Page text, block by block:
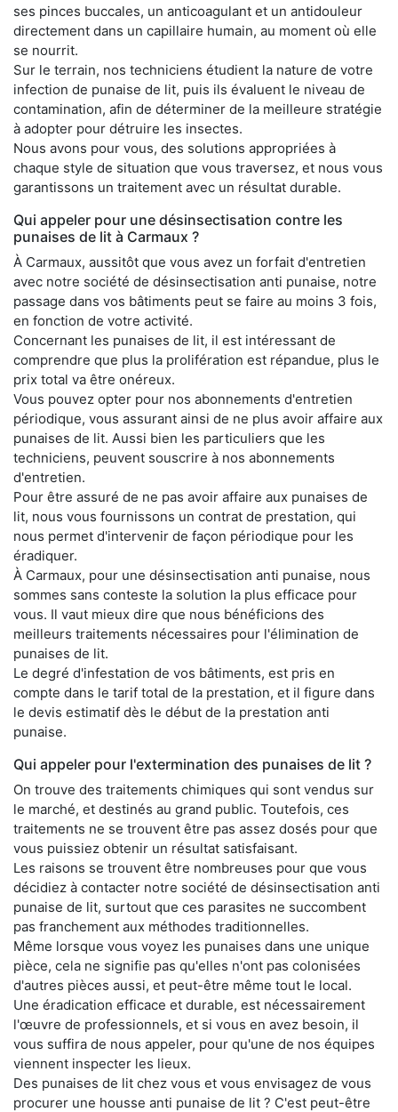
ses pinces buccales, un anticoagulant et un antidouleur
directement dans un capillaire humain, au moment où elle
se nourrit.
Sur le terrain, nos techniciens étudient la nature de votre
infection de punaise de lit, puis ils évaluent le niveau de
contamination, afin de déterminer de la meilleure stratégie
à adopter pour détruire les insectes.
Nous avons pour vous, des solutions appropriées à
chaque style de situation que vous traversez, et nous vous
garantissons un traitement avec un résultat durable.
Qui appeler pour une désinsectisation contre les
punaises de lit à Carmaux ?
À Carmaux, aussitôt que vous avez un forfait d'entretien
avec notre société de désinsectisation anti punaise, notre
passage dans vos bâtiments peut se faire au moins 3 fois,
en fonction de votre activité.
Concernant les punaises de lit, il est intéressant de
comprendre que plus la prolifération est répandue, plus le
prix total va être onéreux.
Vous pouvez opter pour nos abonnements d'entretien
périodique, vous assurant ainsi de ne plus avoir affaire aux
punaises de lit. Aussi bien les particuliers que les
techniciens, peuvent souscrire à nos abonnements
d'entretien.
Pour être assuré de ne pas avoir affaire aux punaises de
lit, nous vous fournissons un contrat de prestation, qui
nous permet d'intervenir de façon périodique pour les
éradiquer.
À Carmaux, pour une désinsectisation anti punaise, nous
sommes sans conteste la solution la plus efficace pour
vous. Il vaut mieux dire que nous bénéficions des
meilleurs traitements nécessaires pour l'élimination de
punaises de lit.
Le degré d'infestation de vos bâtiments, est pris en
compte dans le tarif total de la prestation, et il figure dans
le devis estimatif dès le début de la prestation anti
punaise.
Qui appeler pour l'extermination des punaises de lit ?
On trouve des traitements chimiques qui sont vendus sur
le marché, et destinés au grand public. Toutefois, ces
traitements ne se trouvent être pas assez dosés pour que
vous puissiez obtenir un résultat satisfaisant.
Les raisons se trouvent être nombreuses pour que vous
décidiez à contacter notre société de désinsectisation anti
punaise de lit, surtout que ces parasites ne succombent
pas franchement aux méthodes traditionnelles.
Même lorsque vous voyez les punaises dans une unique
pièce, cela ne signifie pas qu'elles n'ont pas colonisées
d'autres pièces aussi, et peut-être même tout le local.
Une éradication efficace et durable, est nécessairement
l'œuvre de professionnels, et si vous en avez besoin, il
vous suffira de nous appeler, pour qu'une de nos équipes
viennent inspecter les lieux.
Des punaises de lit chez vous et vous envisagez de vous
procurer une housse anti punaise de lit ? C'est peut-être